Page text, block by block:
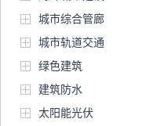
城市综合管廊
城市轨道交通
绿色建筑
建筑防水
太阳能光伏